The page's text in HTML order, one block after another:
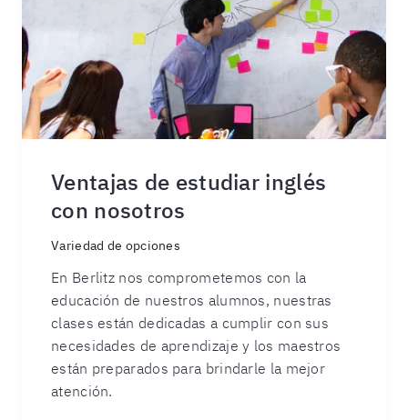
Ventajas de estudiar inglés
con nosotros
Variedad de opciones
En Berlitz nos comprometemos con la
educación de nuestros alumnos, nuestras
clases están dedicadas a cumplir con sus
necesidades de aprendizaje y los maestros
están preparados para brindarle la mejor
atención.